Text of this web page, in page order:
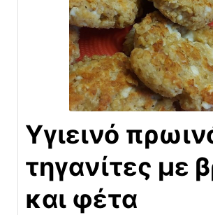
Υγιεινό
τηγανίτες με
και φέτα